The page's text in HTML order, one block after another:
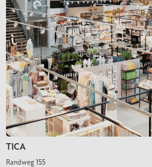
TICA
Randweg 155